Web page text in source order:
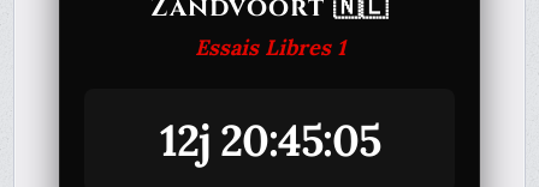
Zandvoort 🇳🇱
Essais Libres 1
12j 20:45:05